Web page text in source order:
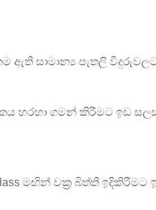
සාමාන්‍ය පැතලි
ගමන් කිරීමට ඉඩ
මඟින් වක්‍ර බිත්ති ඉදිකිරීමට